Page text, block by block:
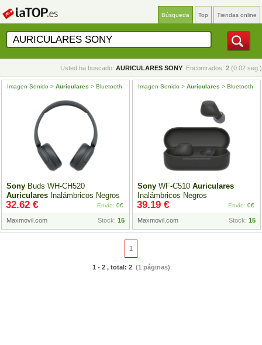
Búsqueda Top Tiendas online
Usted ha buscado: AURICULARES SONY . Encontrados: 2 (0.02 seg.)
Sony Buds WH-CH520
Auriculares Inalámbricos Negros
Imagen-Sonido > Auriculares > Bluetooth
Maxmovil.com Stock: 15
32.62 € Envío: 0€
Sony WF-C510 Auriculares
Inalámbricos Negros
Imagen-Sonido > Auriculares > Bluetooth
Maxmovil.com Stock: 15
39.19 € Envío: 0€
1
1 - 2 , total: 2(1 páginas)